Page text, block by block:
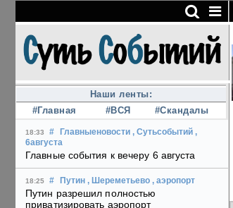
Наши ленты:
#Главная
#ВСЯ #Скандалы
18:33 # Главныеновости , Сутьсобытий ,
6августа
Главные события к вечеру 6 августа
18:25 # Путин , Шереметьево , аэропорт
Путин разрешил полностью
приватизировать аэропорт